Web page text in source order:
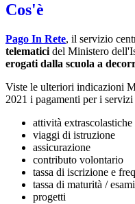
Cos'è
Pago In Rete, il servizio
telematici del Ministero
erogati dalla scuola a
Viste le ulteriori indicazioni
2021 i pagamenti per i
attività extrascolastiche
viaggi di istruzione
assicurazione
contributo volontario
tassa di iscrizione e
tassa di maturità /
progetti